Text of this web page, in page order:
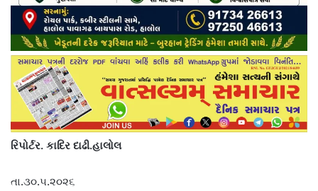
રિપોર્ટર. કાદિર દાઢી.હાલોલ
તા.૩૦.૫.૨૦૨૬